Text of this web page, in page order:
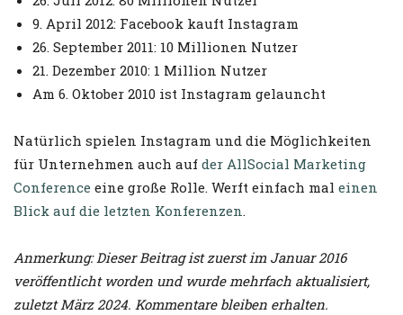
9. April 2012: Facebook kauft Instagram
26. September 2011: 10 Millionen Nutzer
21. Dezember 2010: 1 Million Nutzer
Am 6. Oktober 2010 ist Instagram gelauncht
Natürlich spielen Instagram und die Möglichkeiten
für Unternehmen auch auf der AllSocial Marketing
Conference eine große Rolle. Werft einfach mal einen
Blick auf die letzten Konferenzen.
Anmerkung: Dieser Beitrag ist zuerst im Januar 2016
veröffentlicht worden und wurde mehrfach aktualisiert,
zuletzt März 2024. Kommentare bleiben erhalten.